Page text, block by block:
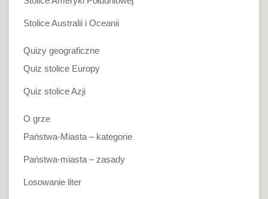
Stolice Australii i Oceanii
Quizy geograficzne
Quiz stolice Europy
Quiz stolice Azji
O grze
Państwa-Miasta – kategorie
Państwa-miasta – zasady
Losowanie liter